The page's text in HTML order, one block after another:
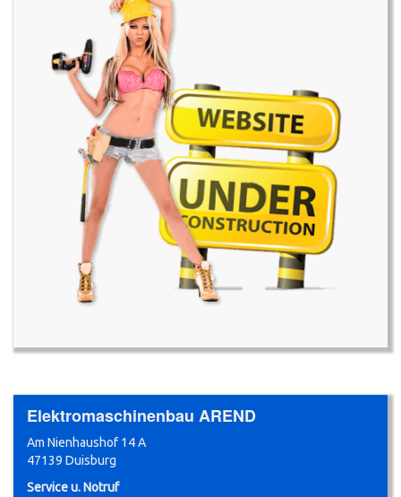
Elektromaschinenbau AREND
Am Nienhaushof 14 A
47139 Duisburg
Service u. Notruf